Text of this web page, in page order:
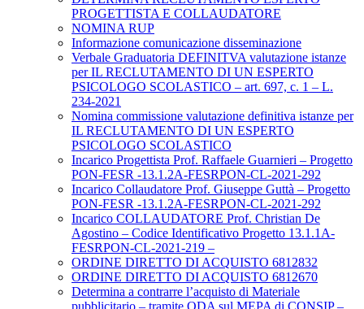
PROGETTISTA E COLLAUDATORE
NOMINA RUP
Informazione comunicazione disseminazione
Verbale Graduatoria DEFINITVA valutazione istanze
per IL RECLUTAMENTO DI UN ESPERTO
PSICOLOGO SCOLASTICO – art. 697, c. 1 – L.
234-2021
Nomina commissione valutazione definitiva istanze per
IL RECLUTAMENTO DI UN ESPERTO
PSICOLOGO SCOLASTICO
Incarico Progettista Prof. Raffaele Guarnieri – Progetto
PON-FESR -13.1.2A-FESRPON-CL-2021-292
Incarico Collaudatore Prof. Giuseppe Guttà – Progetto
PON-FESR -13.1.2A-FESRPON-CL-2021-292
Incarico COLLAUDATORE Prof. Christian De
Agostino – Codice Identificativo Progetto 13.1.1A-
FESRPON-CL-2021-219 –
ORDINE DIRETTO DI ACQUISTO 6812832
ORDINE DIRETTO DI ACQUISTO 6812670
Determina a contrarre l’acquisto di Materiale